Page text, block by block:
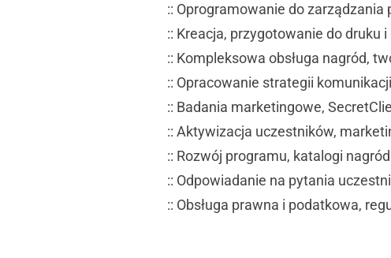
:: Oprogramowanie do
:: Kreacja, przygotowanie do druku
:: Kompleksowa obsługa nagród,
:: Opracowanie strategii
:: Badania marketingowe,
:: Aktywizacja uczestników,
:: Rozwój programu, katalogi
:: Odpowiadanie na pytania
:: Obsługa prawna i podatkowa,